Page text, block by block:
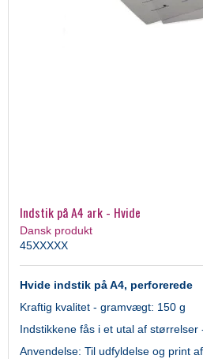
Indstik på A4 ark - Hvide
Dansk produkt
45XXXXX
Hvide indstik på A4, perforerede
Kraftig kvalitet - gramvægt: 150 g
Indstikkene fås i et utal af størrelser
Anvendelse: Til udfyldelse og print